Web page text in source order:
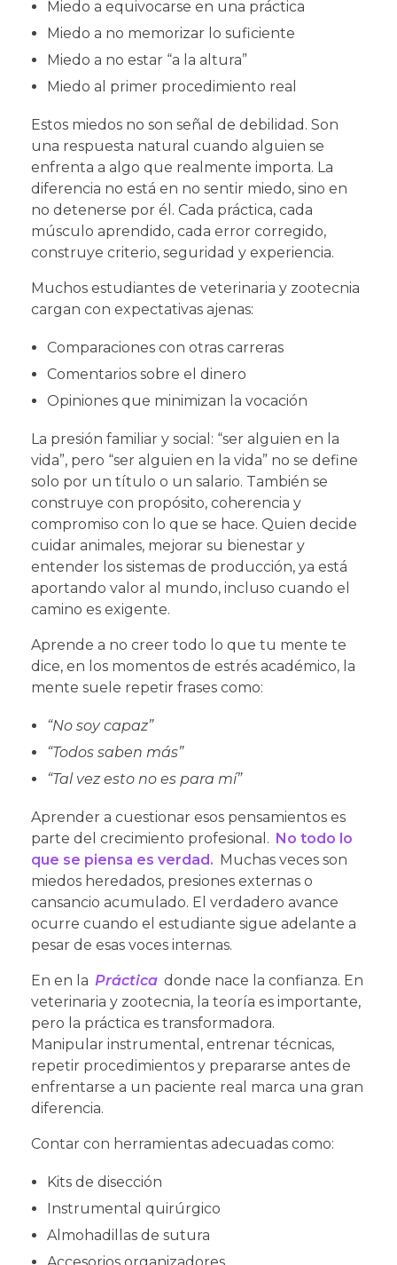
Miedo a equivocarse en una práctica
Miedo a no memorizar lo suficiente
Miedo a no estar “a la altura”
Miedo al primer procedimiento real
Estos miedos no son señal de debilidad. Son
una respuesta natural cuando alguien se
enfrenta a algo que realmente importa. La
diferencia no está en no sentir miedo, sino en
no detenerse por él. Cada práctica, cada
músculo aprendido, cada error corregido,
construye criterio, seguridad y experiencia.
Muchos estudiantes de veterinaria y zootecnia
cargan con expectativas ajenas:
Comparaciones con otras carreras
Comentarios sobre el dinero
Opiniones que minimizan la vocación
La presión familiar y social: “ser alguien en la
vida”, pero “ser alguien en la vida” no se define
solo por un título o un salario. También se
construye con propósito, coherencia y
compromiso con lo que se hace. Quien decide
cuidar animales, mejorar su bienestar y
entender los sistemas de producción, ya está
aportando valor al mundo, incluso cuando el
camino es exigente.
Aprende a no creer todo lo que tu mente te
dice, en los momentos de estrés académico, la
mente suele repetir frases como:
“No soy capaz”
“Todos saben más”
“Tal vez esto no es para mí”
Aprender a cuestionar esos pensamientos es
parte del crecimiento profesional. No todo lo
que se piensa es verdad. Muchas veces son
miedos heredados, presiones externas o
cansancio acumulado. El verdadero avance
ocurre cuando el estudiante sigue adelante a
pesar de esas voces internas.
En en la Práctica donde nace la confianza. En
veterinaria y zootecnia, la teoría es importante,
pero la práctica es transformadora.
Manipular instrumental, entrenar técnicas,
repetir procedimientos y prepararse antes de
enfrentarse a un paciente real marca una gran
diferencia.
Contar con herramientas adecuadas como:
Kits de disección
Instrumental quirúrgico
Almohadillas de sutura